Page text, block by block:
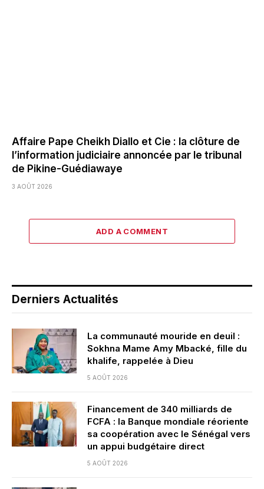
Affaire Pape Cheikh Diallo et Cie : la clôture de
l’information judiciaire annoncée par le tribunal
de Pikine-Guédiawaye
3 AOÛT 2026
ADD A COMMENT
Derniers Actualités
La communauté mouride en deuil :
Sokhna Mame Amy Mbacké, fille du
khalife, rappelée à Dieu
5 AOÛT 2026
Financement de 340 milliards de
FCFA : la Banque mondiale réoriente
sa coopération avec le Sénégal vers
un appui budgétaire direct
5 AOÛT 2026